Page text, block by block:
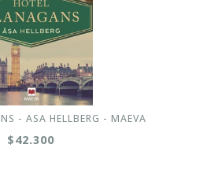
- ASA HELLBERG - MAEVA
$42.300